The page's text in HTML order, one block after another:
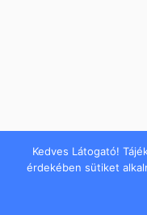
Kedves Látogató!
érdekében sütiket